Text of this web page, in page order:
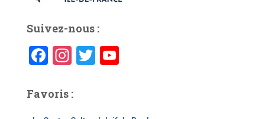
Suivez-nous :
F
c
e
In
a
gr
T
er
T
Favoris :